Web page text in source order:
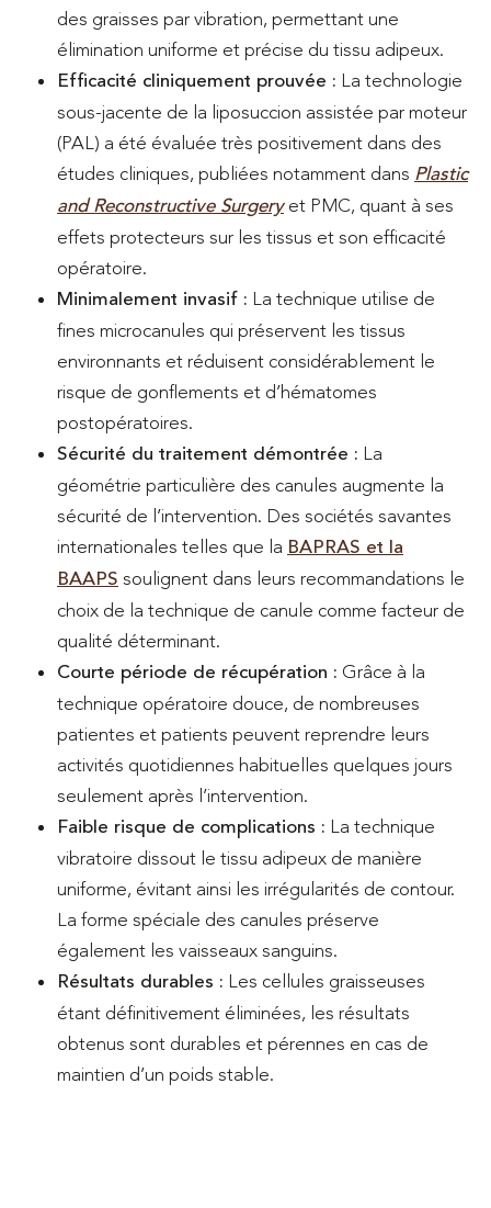
des graisses par vibration, permettant une
élimination uniforme et précise du tissu adipeux.
Efficacité cliniquement prouvée : La technologie
sous-jacente de la liposuccion assistée par moteur
(PAL) a été évaluée très positivement dans des
études cliniques, publiées notamment dans Plastic
and Reconstructive Surgeryet PMC, quant à ses
effets protecteurs sur les tissus et son efficacité
opératoire.
Minimalement invasif : La technique utilise de
fines microcanules qui préservent les tissus
environnants et réduisent considérablement le
risque de gonflements et d’hématomes
postopératoires.
Sécurité du traitement démontrée : La
géométrie particulière des canules augmente la
sécurité de l’intervention. Des sociétés savantes
internationales telles que la BAPRAS et la
BAAPS soulignent dans leurs recommandations le
choix de la technique de canule comme facteur de
qualité déterminant.
Courte période de récupération : Grâce à la
technique opératoire douce, de nombreuses
patientes et patients peuvent reprendre leurs
activités quotidiennes habituelles quelques jours
seulement après l’intervention.
Faible risque de complications : La technique
vibratoire dissout le tissu adipeux de manière
uniforme, évitant ainsi les irrégularités de contour.
La forme spéciale des canules préserve
également les vaisseaux sanguins.
Résultats durables : Les cellules graisseuses
étant définitivement éliminées, les résultats
obtenus sont durables et pérennes en cas de
maintien d’un poids stable.